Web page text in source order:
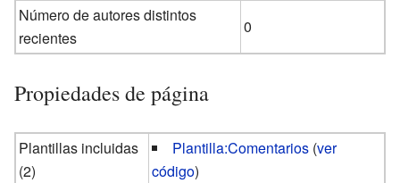
Número de autores distintos
recientes
0
Propiedades de página
Plantillas incluidas
(2)
Plantilla:Comentarios (ver
código)